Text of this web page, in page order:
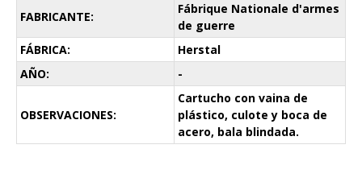
FABRICANTE:
Fábrique Nationale d'armes
de guerre
FÁBRICA:
Herstal
AÑO:
-
OBSERVACIONES:
Cartucho con vaina de
plástico, culote y boca de
acero, bala blindada.